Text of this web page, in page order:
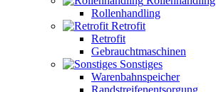
Rollenhandling
Retrofit
Retrofit
Gebrauchtmaschinen
Sonstiges
Warenbahnspeicher
Randstreifenentsorgung